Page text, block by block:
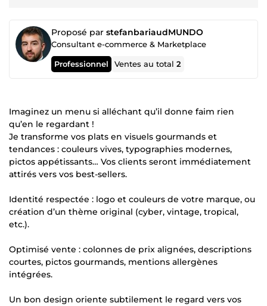
Proposé par stefanbariaudMUNDO
Consultant e-commerce & Marketplace
Professionnel Ventes au total2
Imaginez un menu si alléchant qu’il donne faim rien
qu’en le regardant !
Je transforme vos plats en visuels gourmands et
tendances : couleurs vives, typographies modernes,
pictos appétissants… Vos clients seront immédiatement
attirés vers vos best-sellers.
Identité respectée : logo et couleurs de votre marque, ou
création d’un thème original (cyber, vintage, tropical,
etc.).
Optimisé vente : colonnes de prix alignées, descriptions
courtes, pictos gourmands, mentions allergènes
intégrées.
Un bon design oriente subtilement le regard vers vos